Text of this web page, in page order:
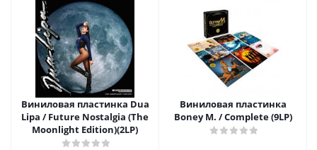
Виниловая пластинка Dua
Lipa / Future Nostalgia (The
Moonlight Edition)(2LP)
Виниловая пластинка
Boney M. / Complete (9LP)